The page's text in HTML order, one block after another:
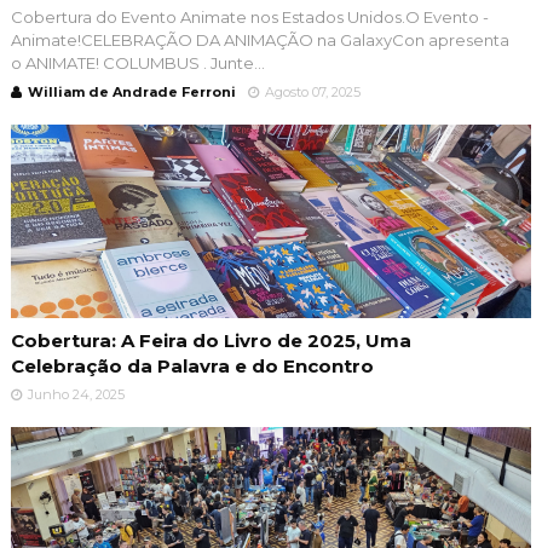
Cobertura do Evento Animate nos Estados Unidos.O Evento -
Animate!CELEBRAÇÃO DA ANIMAÇÃO na GalaxyCon apresenta
o ANIMATE! COLUMBUS . Junte...
William de Andrade Ferroni Agosto 07, 2025
Cobertura: A Feira do Livro de 2025, Uma
Celebração da Palavra e do Encontro
Junho 24, 2025